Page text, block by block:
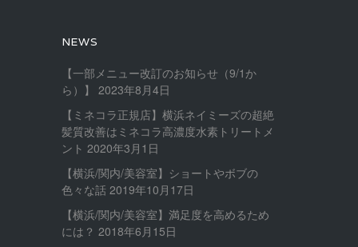
NEWS
【一部メニュー改訂のお知らせ（9/1か
ら）】
2023年8月4日
【ミネコラ正規店】横浜ネイミーズの超絶
髪質改善はミネコラ高濃度水素トリートメ
ント 2020年3月1日
【横浜/関内/美容室】ショートやボブの
色々な話 2019年10月17日
【横浜/関内/美容室】満足度を高めるため
には？ 2018年6月15日